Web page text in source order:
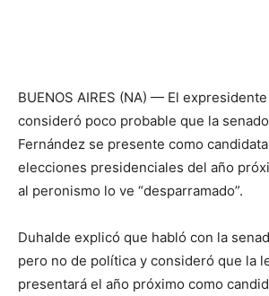
BUENOS AIRES (NA) — El
consideró poco probable que la
Fernández se presente como
elecciones presidenciales del año
al peronismo lo ve “desparramado”.
Duhalde explicó que habló con la
pero no de política y consideró que la
presentará el año próximo como